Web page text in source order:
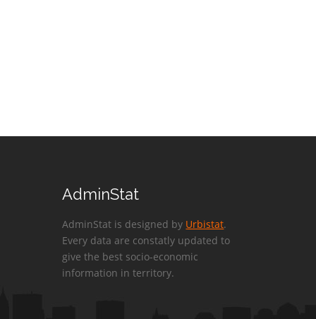
AdminStat
AdminStat is designed by Urbistat.
Every data are constatly updated to
give the best socio-economic
information in territory.